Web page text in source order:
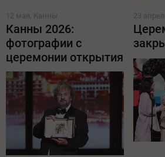
12 мая, Канны
Канны 2026:
фотографии с
церемонии открытия
23